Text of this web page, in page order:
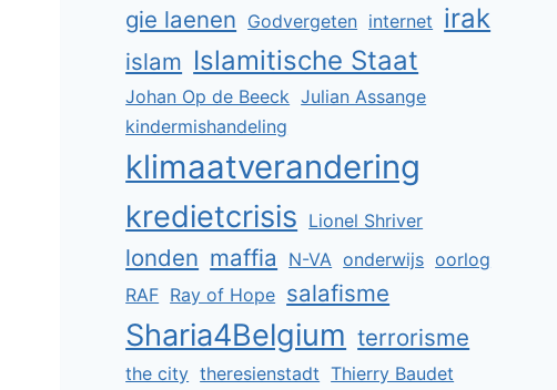
gie laenen Godvergeten internet irak
islam Islamitische Staat
Johan Op de Beeck Julian Assange
kindermishandeling
klimaatverandering
kredietcrisis Lionel Shriver
londen maffia N-VA onderwijs oorlog
RAF Ray of Hope salafisme
Sharia4Belgium terrorisme
the city theresienstadt Thierry Baudet